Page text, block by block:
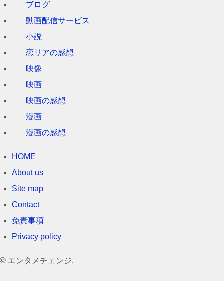
ブログ
動画配信サービス
小説
恋リアの感想
映像
映画
映画の感想
漫画
漫画の感想
HOME
About us
Site map
Contact
免責事項
Privacy policy
© エンタメチェンジ.